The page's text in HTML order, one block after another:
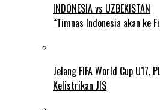
INDONESIA vs UZBEKISTAN
“Timnas Indonesia akan ke
Jelang FIFA World Cup U17,
Kelistrikan JIS